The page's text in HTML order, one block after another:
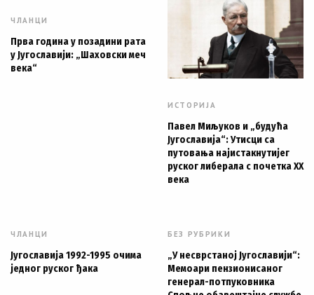
ЧЛАНЦИ
Прва година у позадини рата
у Југославији: „Шаховски меч
века“
ИСТОРИЈА
Павел Миљуков и „будућа
Југославија“: Утисци са
путовања најистакнутијег
руског либерала с почетка XX
века
ЧЛАНЦИ
Југославија 1992-1995 очима
једног руског ђака
БЕЗ РУБРИКИ
„У несврстаној Југославији“:
Мемоари пензионисаног
генерал-потпуковника